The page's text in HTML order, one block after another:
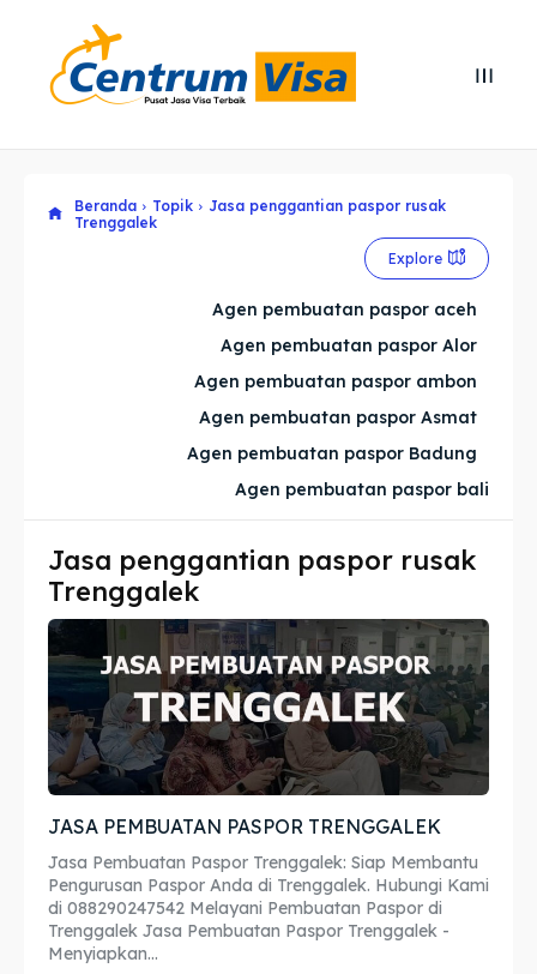
Explore our destinations
Imta
Legalisir
Apostille
Penerjemah
Asuransi
Explore our destinations
Imta
Legalisir
Apostille
Penerjemah
Asuransi
Beranda Topik
Jasa penggantian paspor rusak
Trenggalek
Explore
Agen pembuatan paspor aceh
Agen pembuatan paspor Alor
Agen pembuatan paspor ambon
Agen pembuatan paspor Asmat
Agen pembuatan paspor Badung
Agen pembuatan paspor bali
Jasa penggantian paspor rusak
Trenggalek
JASA PEMBUATAN PASPOR TRENGGALEK
Jasa Pembuatan Paspor Trenggalek: Siap Membantu
Pengurusan Paspor Anda di Trenggalek. Hubungi Kami
di 088290247542 Melayani Pembuatan Paspor di
Trenggalek Jasa Pembuatan Paspor Trenggalek -
Menyiapkan...